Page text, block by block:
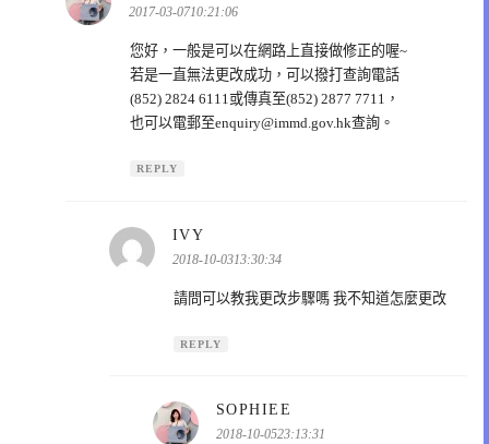
示:
2017-03-0710:21:06
您好，一般是可以在網路上直接做修正的喔~
若是一直無法更改成功，可以撥打查詢電話
(852) 2824 6111或傳真至(852) 2877 7711，
也可以電郵至enquiry@immd.gov.hk查詢。
REPLY
IVY
示:
2018-10-0313:30:34
請問可以教我更改步驟嗎 我不知道怎麼更改
REPLY
SOPHIEE
示:
2018-10-0523:13:31